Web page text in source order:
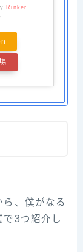
Rinker
、僕がなる
3つ紹介し